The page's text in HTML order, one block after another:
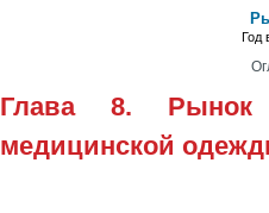
Год
Глава 8. Рынок
медицинской